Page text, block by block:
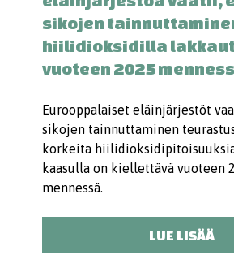
sikojen
hiilidioksidilla
vuoteen 2025
Eurooppalaiset eläinjärjestöt
sikojen tainnuttaminen
korkeita
kaasulla on kiellettävä vuoteen
mennessä.
LUE LISÄÄ